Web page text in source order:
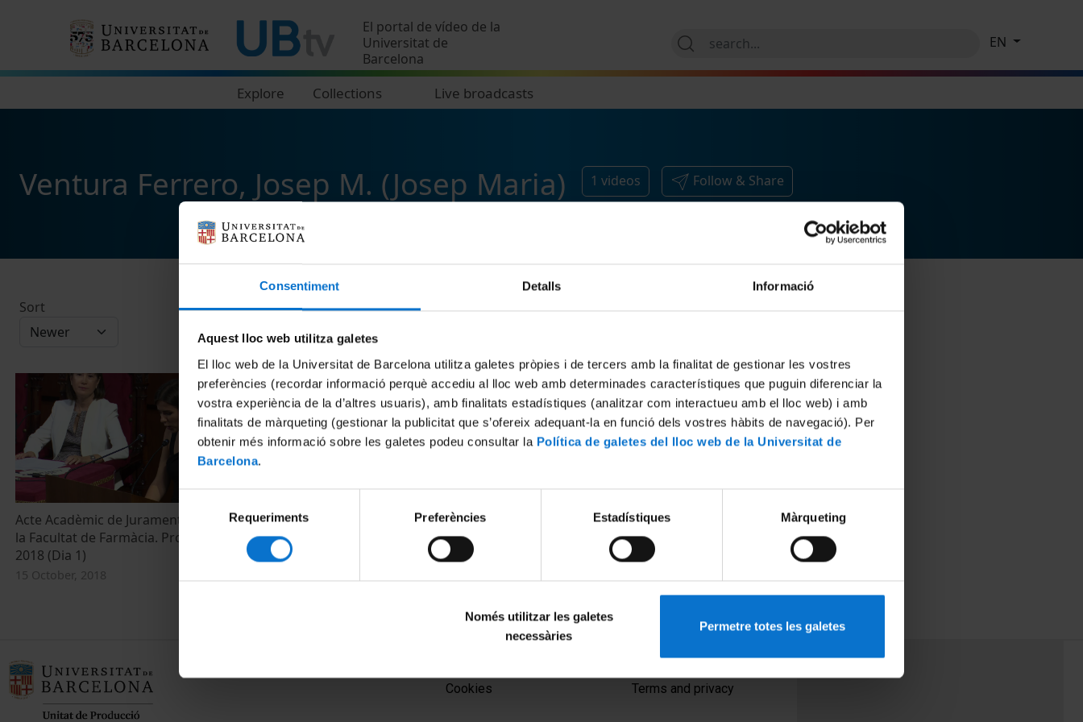
Consentiment Detalls Informació
Aquest lloc web utilitza galetes
El lloc web de la Universitat de Barcelona utilitza galetes pròpies i de tercers amb la finalitat de gestionar les vostres
preferències (recordar informació perquè accediu al lloc web amb determinades característiques que puguin diferenciar la
vostra experiència de la d’altres usuaris), amb finalitats estadístiques (analitzar com interactueu amb el lloc web) i amb
finalitats de màrqueting (gestionar la publicitat que s’ofereix adequant-la en funció dels vostres hàbits de navegació). Per
obtenir més informació sobre les galetes podeu consultar la Política de galetes del lloc web de la Universitat de
Barcelona.
de
consentiment
Requeriments Preferències Estadístiques Màrqueting
Només utilitzar les galetes
necessàries
Permetre totes les galetes
El portal de vídeo de la
Universitat de
Barcelona
Explore Collections Live broadcasts
EN
Ventura Ferrero, Josep M. (Josep Maria) 1 videos Follow & Share
Sort
Acte Acadèmic de Jurament Hipocràtic de
la Facultat de Farmàcia. Promoció 2013-
2018 (Dia 1)
15 October, 2018
Cookies
PEU 2
Terms and privacy
PEU 3